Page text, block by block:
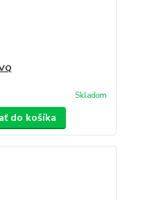
Skladom
do košíka